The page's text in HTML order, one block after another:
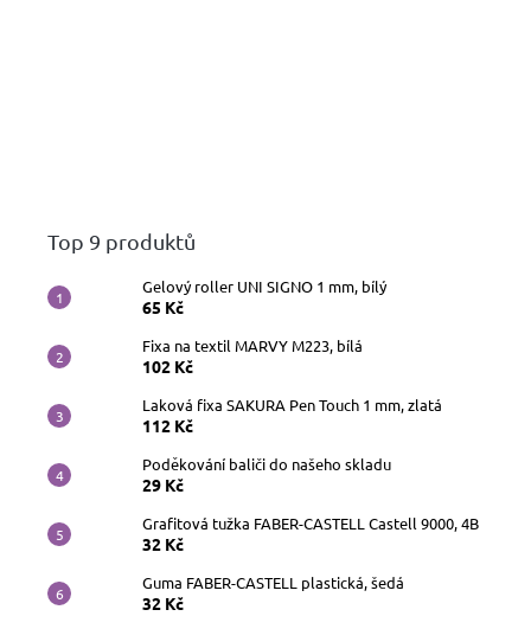
Top 9 produktů
Gelový roller UNI SIGNO 1 mm, bílý
65 Kč
Fixa na textil MARVY M223, bílá
102 Kč
Laková fixa SAKURA Pen Touch 1 mm, zlatá
112 Kč
Poděkování baliči do našeho skladu
29 Kč
Grafitová tužka FABER-CASTELL Castell 9000, 4B
32 Kč
Guma FABER-CASTELL plastická, šedá
32 Kč